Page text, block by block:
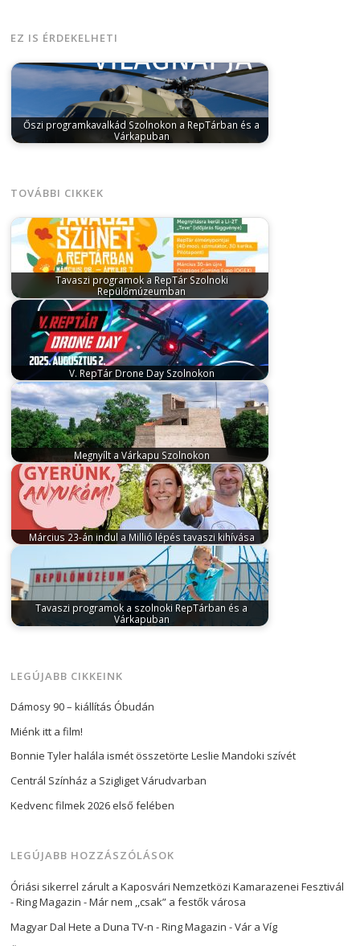
EZ IS ÉRDEKELHETI
Őszi programkavalkád Szolnokon a RepTárban és a
Várkapuban
TOVÁBBI CIKKEK
Tavaszi programok a RepTár Szolnoki
Repülőmúzeumban
március 2, 2024A RepTár Szolnoki Repülőmúzeum
2024-ben is különleges programokkal várja a…
V. RepTár Drone Day Szolnokon
július 31, 2025Augusztus 2-án, szombaton ötödik
alkalommal rendezik meg Szolnokon a RepTár…
Megnyílt a Várkapu Szolnokon
június 5, 2024Megnyílt a Várkapu - Szolnoki
Vártörténeti Látogatóközpont és a Várkapu…
Március 23-án indul a Millió lépés tavaszi kihívása
március 22, 2026
Március 23-án hetedik alkalommal
indul a Millió lépés 11 hetes…
Tavaszi programok a szolnoki RepTárban és a
Várkapuban
LEGÚJABB CIKKEINK
Dámosy 90 – kiállítás Óbudán
Miénk itt a film!
Bonnie Tyler halála ismét összetörte Leslie Mandoki szívét
Centrál Színház a Szigliget Várudvarban
Kedvenc filmek 2026 első felében
LEGÚJABB HOZZÁSZÓLÁSOK
Óriási sikerrel zárult a Kaposvári Nemzetközi Kamarazenei Fesztivál
- Ring Magazin -Már nem ,,csak” a festők városa
Magyar Dal Hete a Duna TV-n - Ring Magazin -Vár a Víg